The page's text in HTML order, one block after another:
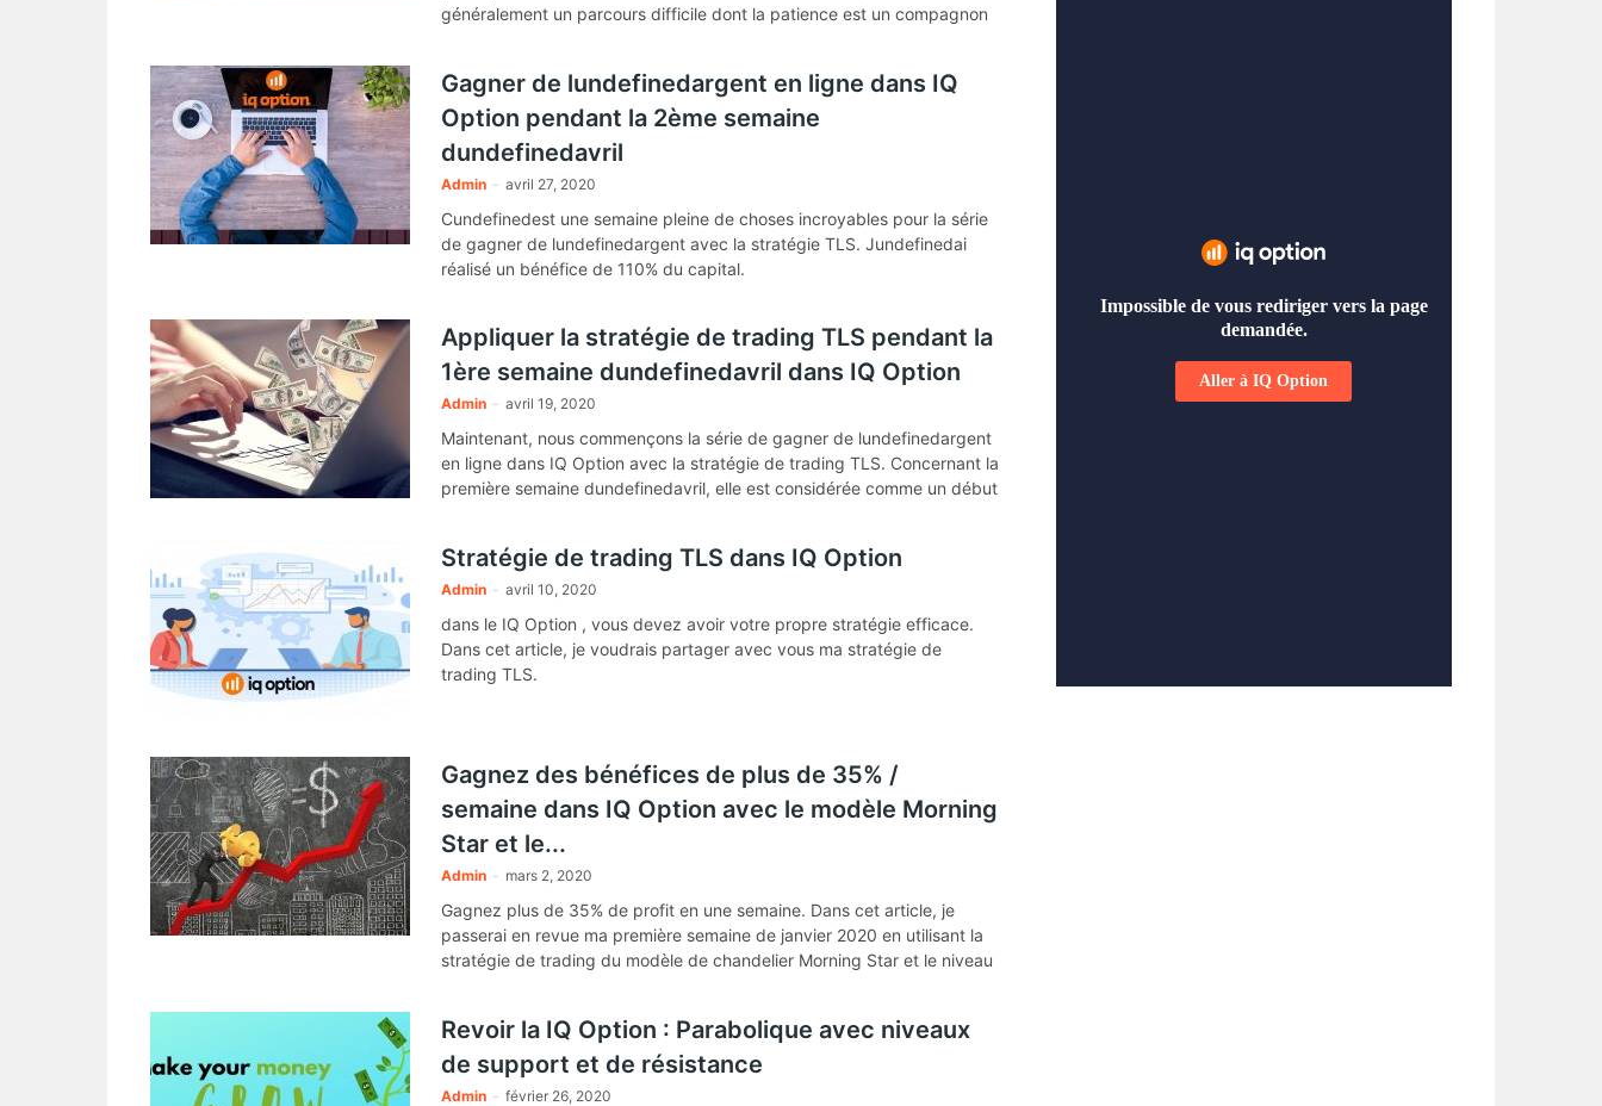
généralement un parcours difficile dont la patience est un compagnon
Gagner de lundefinedargent en ligne dans IQ
Option pendant la 2ème semaine
dundefinedavril
Admin - avril 27, 2020
Cundefinedest une semaine pleine de choses incroyables pour la série
de gagner de lundefinedargent avec la stratégie TLS. Jundefinedai
réalisé un bénéfice de 110% du capital.
Appliquer la stratégie de trading TLS pendant la
1ère semaine dundefinedavril dans IQ Option
Admin - avril 19, 2020
Maintenant, nous commençons la série de gagner de lundefinedargent
en ligne dans IQ Option avec la stratégie de trading TLS. Concernant la
première semaine dundefinedavril, elle est considérée comme un début
Stratégie de trading TLS dans IQ Option
Admin - avril 10, 2020
dans le IQ Option , vous devez avoir votre propre stratégie efficace.
Dans cet article, je voudrais partager avec vous ma stratégie de
trading TLS.
Gagnez des bénéfices de plus de 35% /
semaine dans IQ Option avec le modèle Morning
Star et le...
Admin - mars 2, 2020
Gagnez plus de 35% de profit en une semaine. Dans cet article, je
passerai en revue ma première semaine de janvier 2020 en utilisant la
stratégie de trading du modèle de chandelier Morning Star et le niveau
Revoir la IQ Option : Parabolique avec niveaux
de support et de résistance
Admin - février 26, 2020